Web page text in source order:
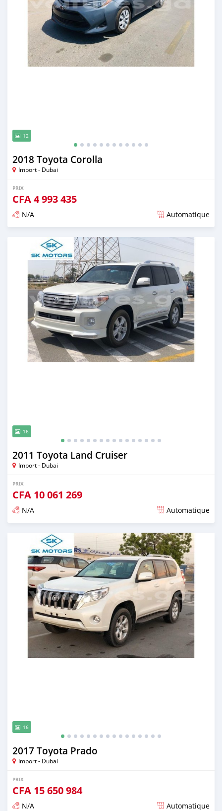
12
2018 Toyota Corolla
Import - Dubai
PRIX
CFA4 993 435
N/A Automatique
Publié il y a presque 6 ans
16
2011 Toyota Land Cruiser
Import - Dubai
PRIX
CFA 10 061 269
N/A Automatique
16
2017 Toyota Prado
Import - Dubai
PRIX
CFA 15 650 984
N/A Automatique